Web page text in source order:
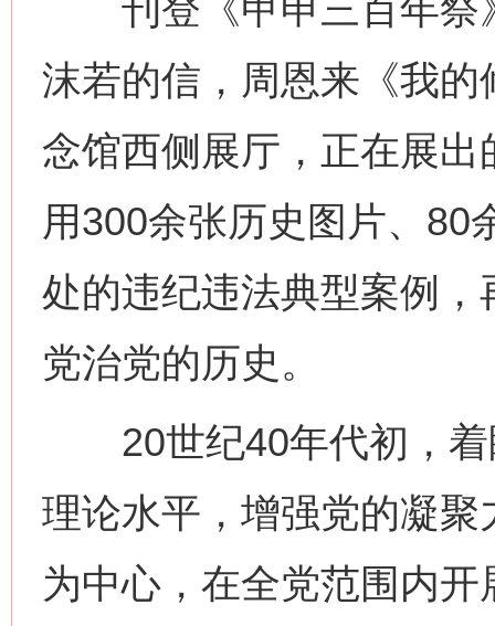
刊登《甲申三百年祭
沫若的信，周恩来《我
念馆西侧展厅，正在展出
用300余张历史图片、80
处的违纪违法典型案例
党治党的历史。
20世纪40年代初，着
理论水平，增强党的凝
为中心，在全党范围内